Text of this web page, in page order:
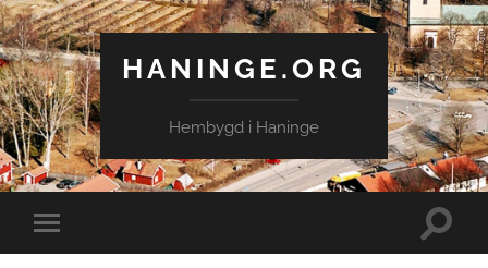
HANINGE.ORG
Hembygd i Haninge
Slå
på/av
Slå